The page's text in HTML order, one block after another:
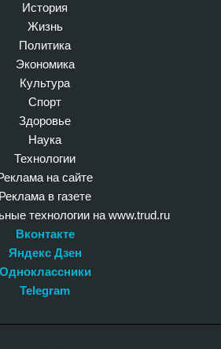
История
Жизнь
Политика
Экономика
Культура
Спорт
Здоровье
Наука
Технологии
на сайте
Реклама в газете
технологии на www.trud.ru
Вконтакте
Яндекс Дзен
Одноклассники
Telegram